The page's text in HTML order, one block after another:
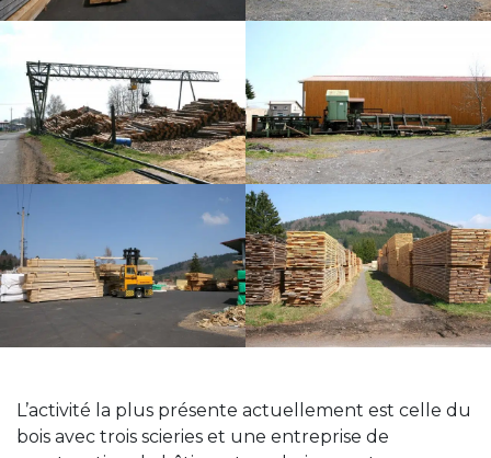
L’activité la plus présente actuellement est celle du
bois avec trois scieries et une entreprise de